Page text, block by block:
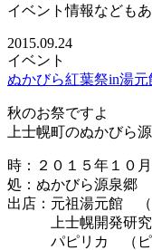
イベント情報なども
2015.09.24
イベント
ぬかびら紅葉祭in湯元
秋のお祭ですよ
上士幌町のぬかびら
時：２０１５年１０
処：ぬかびら源泉郷
出店：元祖湯元館 （
上士幌開発研究会
パピリカ （ピ